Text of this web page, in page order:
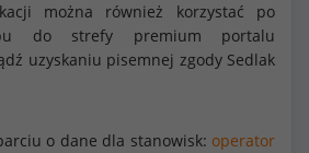
można również korzystać po
do strefy premium portalu
uzyskaniu pisemnej zgody Sedlak
o dane dla stanowisk: operator